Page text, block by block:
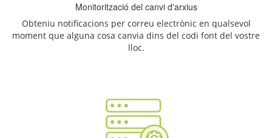
Monitorització del canvi d'arxius
Obteniu notificacions per correu electrònic en qualsevol
moment que alguna cosa canvia dins del codi font del vostre
lloc.